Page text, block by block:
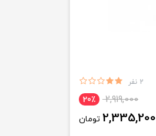
2 نفر
2,919,000 20٪
2,335,200 تومان